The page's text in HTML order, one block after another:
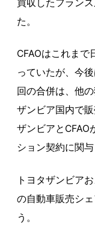
買収したフラン
た。
CFAOはこれまで
っていたが、今
回の合併は、他
ザンビア国内で
ザンビアとCFAO
ション契約に関
トヨタザンビア
の自動車販売シ
う。